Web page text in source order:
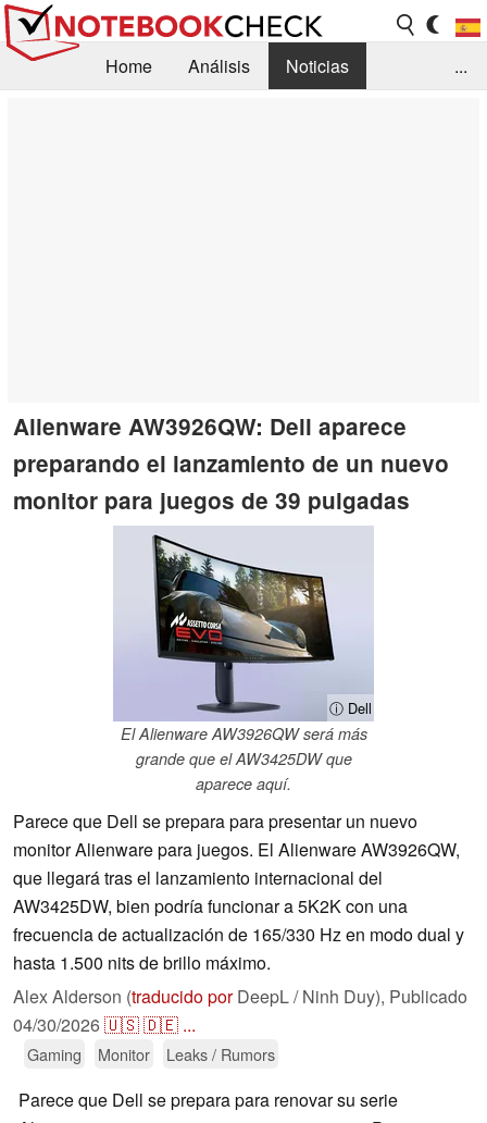
Home Análisis
Noticias
...
Alienware AW3926QW: Dell aparece
preparando el lanzamiento de un nuevo
monitor para juegos de 39 pulgadas
ⓘ Dell
El Alienware AW3926QW será más
grande que el AW3425DW que
aparece aquí.
Parece que Dell se prepara para presentar un nuevo
monitor Alienware para juegos. El Alienware AW3926QW,
que llegará tras el lanzamiento internacional del
AW3425DW, bien podría funcionar a 5K2K con una
frecuencia de actualización de 165/330 Hz en modo dual y
hasta 1.500 nits de brillo máximo.
Alex Alderson (traducido porDeepL / Ninh Duy), Publicado
04/30/2026🇺🇸🇩🇪 ...
Gaming Monitor Leaks / Rumors
Parece que Dell se prepara para renovar su serie